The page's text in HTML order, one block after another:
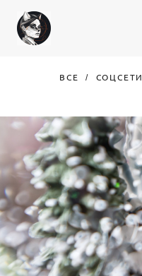
ВСЕ СОЦСЕТИ